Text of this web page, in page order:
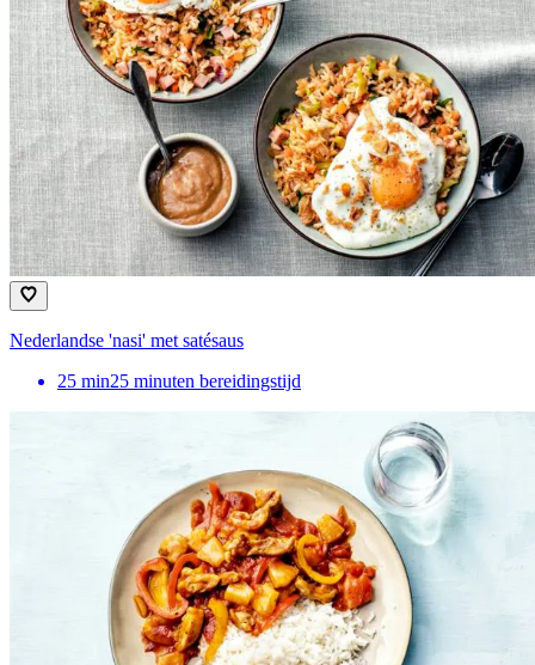
Nederlandse 'nasi' met satésaus
25 min25 minuten bereidingstijd